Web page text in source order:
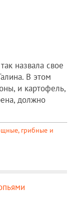
назвала свое
В этом
и картофель,
должно
грибные и